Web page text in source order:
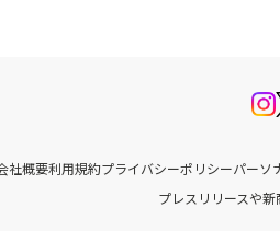
社概要利用規約プライバシーポリシーパーソ
プレスリリースや